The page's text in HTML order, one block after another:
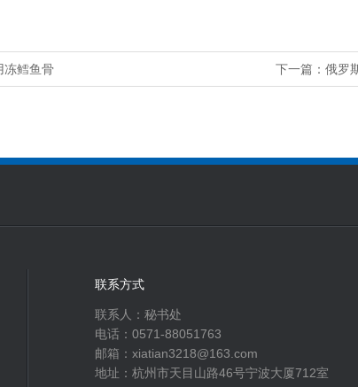
冻鳕鱼骨 下一篇： 俄罗
联系方式
联系人：秘书处‬
电话：0571-88051763
邮箱：xiatian3218@163.com
地址：杭州市天目山路46号宁波大厦712室